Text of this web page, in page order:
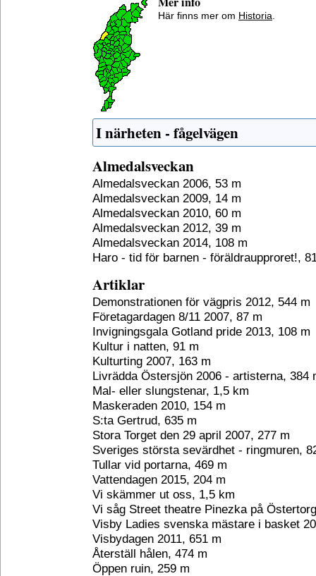
Här finns mer om Historia.
I närheten - fågelvägen
Almedalsveckan
Almedalsveckan 2006, 53 m
Almedalsveckan 2009, 14 m
Almedalsveckan 2010, 60 m
Almedalsveckan 2012, 39 m
Almedalsveckan 2014, 108 m
Haro - tid för barnen - föräldraupproret!,
Artiklar
Demonstrationen för vägpris 2012, 544 m
Företagardagen 8/11 2007, 87 m
Invigningsgala Gotland pride 2013, 108 m
Kultur i natten, 91 m
Kulturting 2007, 163 m
Livrädda Östersjön 2006 - artisterna, 384
Mal- eller slungstenar, 1,5 km
Maskeraden 2010, 154 m
S:ta Gertrud, 635 m
Stora Torget den 29 april 2007, 277 m
Sveriges största sevärdhet - ringmuren,
Tullar vid portarna, 469 m
Vattendagen 2015, 204 m
Vi skämmer ut oss, 1,5 km
Vi såg Street theatre Pinezka på
Visby Ladies svenska mästare i basket
Visbydagen 2011, 651 m
Återställ hålen, 474 m
Öppen ruin, 259 m